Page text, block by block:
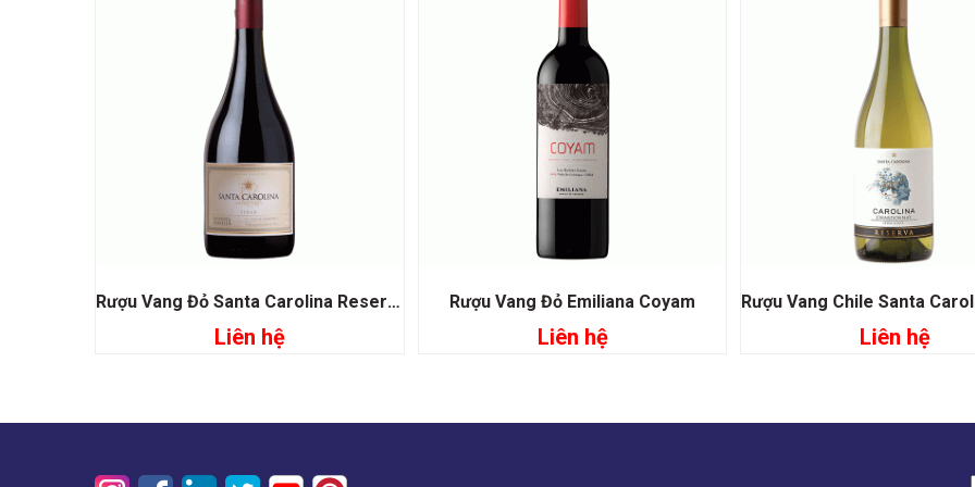
Đọc tiếp
Rượu Vang Đỏ Santa Carolina Reserva De DE Familia Syrah
Liên hệ
Đọc tiếp
Rượu Vang Đỏ Emiliana Coyam
Liên hệ
Đọc tiếp
Liên hệ